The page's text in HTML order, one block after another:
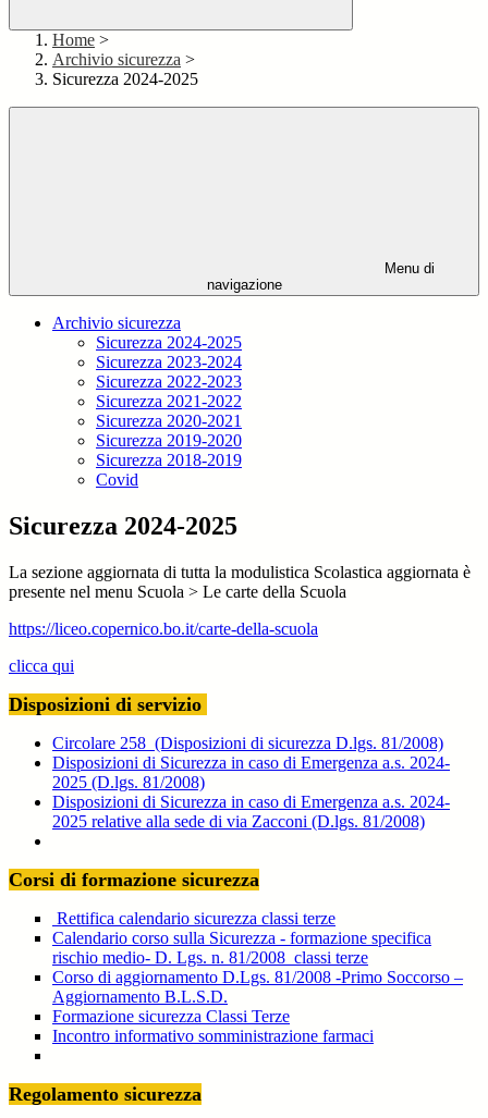
Home >
Archivio sicurezza >
Sicurezza 2024-2025
Menu di
navigazione
Archivio sicurezza
Sicurezza 2024-2025
Sicurezza 2023-2024
Sicurezza 2022-2023
Sicurezza 2021-2022
Sicurezza 2020-2021
Sicurezza 2019-2020
Sicurezza 2018-2019
Covid
Sicurezza 2024-2025
La sezione aggiornata di tutta la modulistica Scolastica aggiornata è
presente nel menu Scuola > Le carte della Scuola
https://liceo.copernico.bo.it/carte-della-scuola
clicca qui
Disposizioni di servizio
Circolare 258 (Disposizioni di sicurezza D.lgs. 81/2008)
Disposizioni di Sicurezza in caso di Emergenza a.s. 2024-
2025 (D.lgs. 81/2008)
Disposizioni di Sicurezza in caso di Emergenza a.s. 2024-
2025 relative alla sede di via Zacconi (D.lgs. 81/2008)
Corsi di formazione sicurezza
Rettifica calendario sicurezza classi terze
Calendario corso sulla Sicurezza - formazione specifica
rischio medio- D. Lgs. n. 81/2008 classi terze
Corso di aggiornamento D.Lgs. 81/2008 -Primo Soccorso –
Aggiornamento B.L.S.D.
Formazione sicurezza Classi Terze
Incontro informativo somministrazione farmaci
Regolamento sicurezza